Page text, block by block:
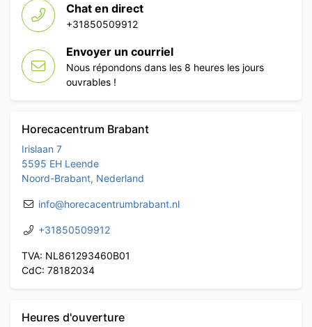
Chat en direct
+31850509912
Envoyer un courriel
Nous répondons dans les 8 heures les jours
ouvrables !
Horecacentrum Brabant
Irislaan 7
5595 EH Leende
Noord-Brabant, Nederland
info@horecacentrumbrabant.nl
+31850509912
TVA: NL861293460B01
CdC: 78182034
Heures d'ouverture